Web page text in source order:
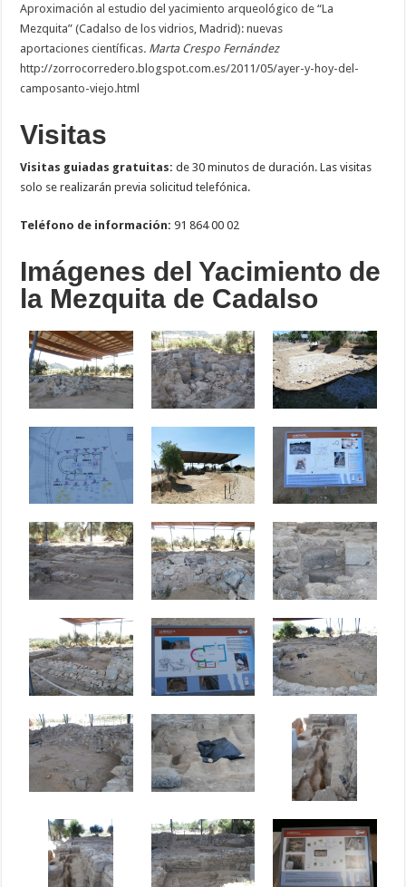
Aproximación al estudio del yacimiento arqueológico de “La
Mezquita” (Cadalso de los vidrios, Madrid): nuevas
aportaciones científicas. Marta Crespo Fernández
http://zorrocorredero.blogspot.com.es/2011/05/ayer-y-hoy-del-
camposanto-viejo.html
Visitas
Visitas guiadas gratuitas: de 30 minutos de duración. Las visitas
solo se realizarán previa solicitud telefónica.
Teléfono de información: 91 864 00 02
Imágenes del Yacimiento de
la Mezquita de Cadalso